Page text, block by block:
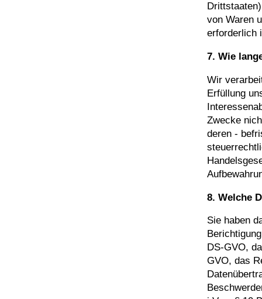
von Waren
erforderlich
7. Wie
Wir
Erfüllung
Zwecke
deren -
8. Welche
Sie haben
DS-GVO,
GVO, das